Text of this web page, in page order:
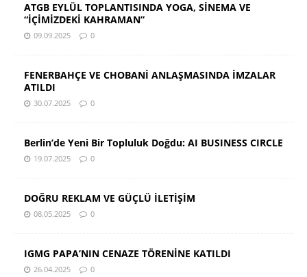
ATGB EYLÜL TOPLANTISINDA YOGA, SİNEMA VE
“İÇİMİZDEKİ KAHRAMAN”
09.09.2025 0
FENERBAHÇE VE CHOBANİ ANLAŞMASINDA İMZALAR
ATILDI
30.07.2025 0
Berlin’de Yeni Bir Topluluk Doğdu: AI BUSINESS CIRCLE
19.07.2025 0
DOĞRU REKLAM VE GÜÇLÜ İLETİŞİM
08.05.2025 0
IGMG PAPA’NIN CENAZE TÖRENİNE KATILDI
26.04.2025 0